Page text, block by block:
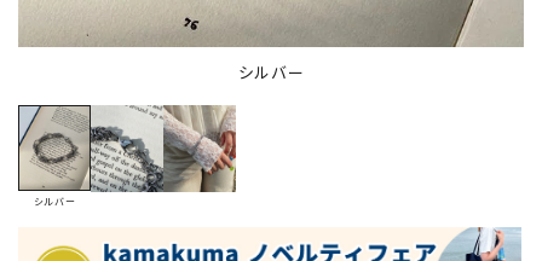
シルバー
シルバー